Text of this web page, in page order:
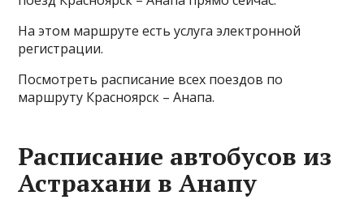
На этом маршруте есть услуга электронной
регистрации.
Посмотреть расписание всех поездов по
маршруту Красноярск – Анапа.
Расписание автобусов из
Астрахани в Анапу